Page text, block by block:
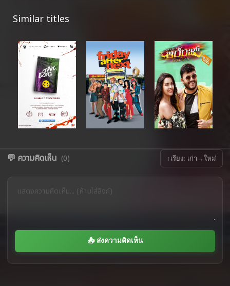
Similar titles
💬 ความคิดเห็น (0) ↕ เรียง: เก่า→ใหม่
📤 ส่งความคิดเห็น